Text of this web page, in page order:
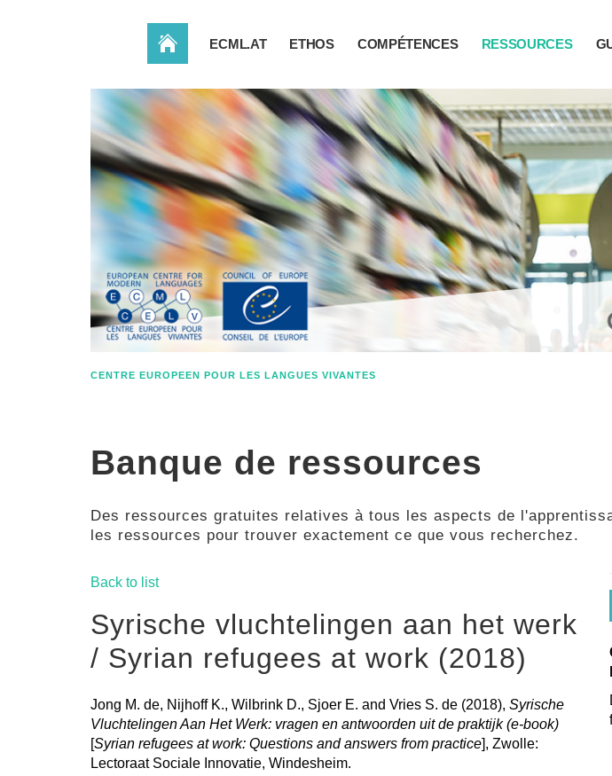
ACCUEIL ECML.AT ETHOS COMPÉTENCES RESSOURCES
CENTRE EUROPEEN POUR LES LANGUES VIVANTES
Banque de ressources
Des ressources gratuites relatives à tous les aspects de
les ressources pour trouver exactement ce que vous recherchez.
Back to list
Syrische vluchtelingen aan het werk
/ Syrian refugees at work (2018)
Jong M. de, Nijhoff K., Wilbrink D., Sjoer E. and Vries S. de (2018), Syrische
Vluchtelingen Aan Het Werk: vragen en antwoorden uit de praktijk (e-book)
[Syrian refugees at work: Questions and answers from practice], Zwolle:
Lectoraat Sociale Innovatie, Windesheim.